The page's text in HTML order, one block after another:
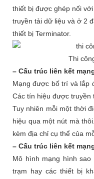
thiết bị được ghép nối
truyền tải dữ liệu và ở 2
thiết bị Terminator.
Thi
– Cấu trúc liên kết
Mạng được bố trí và lắp
Các tín hiệu được truyền
Tuy nhiên mỗi một thời
hiệu qua một nút mà
kèm địa chỉ cụ thể của
– Cấu trúc liên kết
Mô hình mạng hình
trạm hay các thiết bị